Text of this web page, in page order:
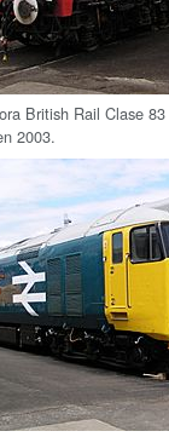
British Rail Clase
2003.